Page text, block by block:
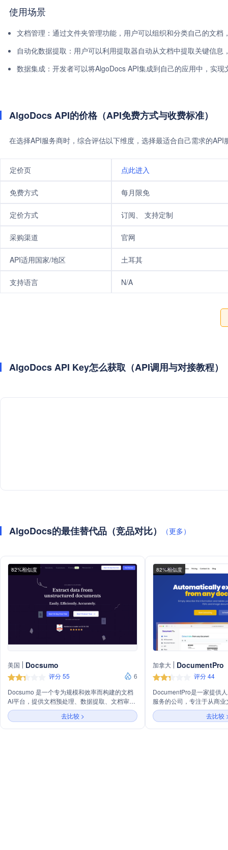
使用场景
文档管理：通过文件夹管理功能，用户可以组织和分类自己的文档
自动化数据提取：用户可以利用提取器自动从文档中提取关键信息
数据集成：开发者可以将AlgoDocs API集成到自己的应用中，实
AlgoDocs API的价格（API免费方式与收费标准）
在选择API服务商时，综合评估以下维度，选择最适合自己需求的
定价页 点此进入
免费方式 每月限免
定价方式 订阅、 支持定制
采购渠道 官网
API适用国家/地区 土耳其
支持语言 N/A
AlgoDocs API Key怎么获取（API调用与对接教程）
AlgoDocs的最佳替代品（竞品对比） （更多）
82%相似度
美国 Docsumo
评分 55
6
Docsumo 是一个专为规模和效率而构建的文档
AI平台，提供文档预处理、数据提取、文档审核
和文档分析等服务。它通过自动化文档处理，帮
助企业实现数字化和效率提升，支持多种文档类
型和行业解决方案，包括发票、银行对账单、银
去比较 >
82%相似度
加拿大 DocumentPro
评分 44
DocumentPro是一家提供
服务的公司，专注于从商
合到现有系统中，以简化
理、简化报价比较、简化
多种文档格式和语言，提
去比较